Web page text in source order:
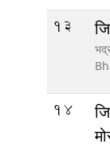
13
14